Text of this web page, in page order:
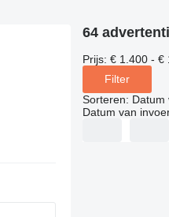
64
Prijs: € 1.400 - €
Filter
Sorteren: Datum
Datum van